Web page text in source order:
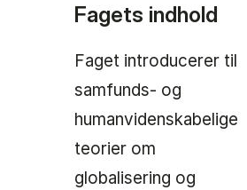
Fagets indhold
Faget introducerer til
samfunds- og
humanvidenskabelige
teorier om
globalisering og